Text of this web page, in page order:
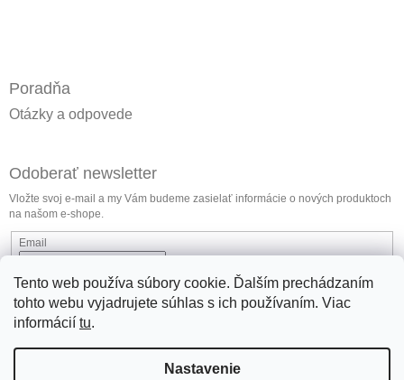
Tento web používa súbory cookie. Ďalším prechádzaním
tohto webu vyjadrujete súhlas s ich používaním. Viac
informácií tu.
Nastavenie
Poradňa
Otázky a odpovede
Odoberať newsletter
Vložte svoj e-mail a my Vám budeme zasielať informácie o nových produktoch
na našom e-shope.
Email
Vložením e-mailu súhlasíte spodmienkami ochrany osobných údajov
Prihlásiť sa